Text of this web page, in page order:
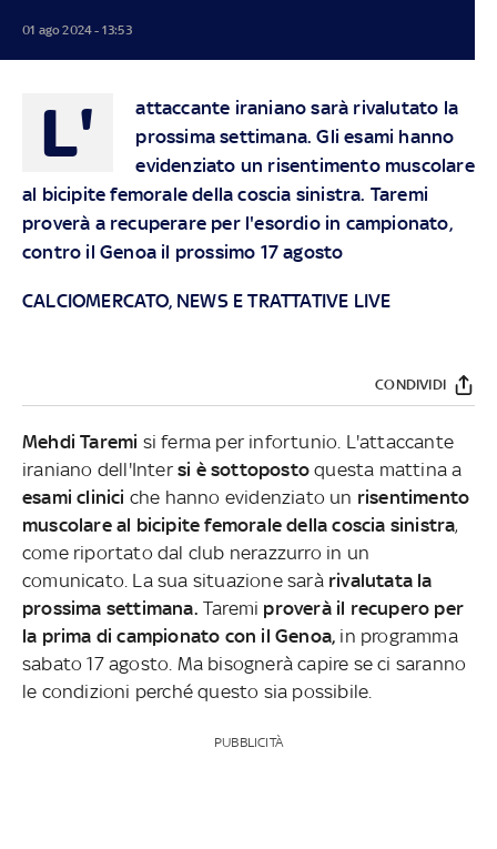
01 ago 2024 - 13:53
L'
attaccante iraniano sarà rivalutato la
prossima settimana. Gli esami hanno
evidenziato un risentimento muscolare
al bicipite femorale della coscia sinistra. Taremi
proverà a recuperare per l'esordio in campionato,
contro il Genoa il prossimo 17 agosto
CALCIOMERCATO, NEWS E TRATTATIVE LIVE
CONDIVIDI
Mehdi Taremi si ferma per infortunio. L'attaccante
iraniano dell'Inter si è sottoposto questa mattina a
esami clinici che hanno evidenziato un risentimento
muscolare al bicipite femorale della coscia sinistra,
come riportato dal club nerazzurro in un
comunicato. La sua situazione sarà rivalutata la
prossima settimana. Taremi proverà il recupero per
la prima di campionato con il Genoa, in programma
sabato 17 agosto. Ma bisognerà capire se ci saranno
le condizioni perché questo sia possibile.
PUBBLICITÀ